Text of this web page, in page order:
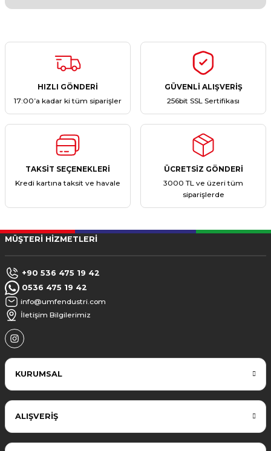
Yorum Yaz
Ürün hakkında henüz soru sorulmamış.
HIZLI GÖNDERİ
17:00’a kadar ki tüm siparişler
GÜVENLİ ALIŞVERİŞ
256bit SSL Sertifikası
TAKSİT SEÇENEKLERİ
Kredi kartına taksit ve havale
ÜCRETSİZ GÖNDERİ
3000 TL ve üzeri tüm
siparişlerde
MÜŞTERİ HİZMETLERİ
+90 536 475 19 42
0536 475 19 42
info@umfendustri.com
İletişim Bilgilerimiz
KURUMSAL
ALIŞVERİŞ